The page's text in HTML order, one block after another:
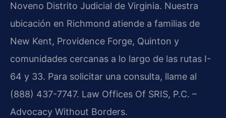
Noveno Distrito Judicial de Virginia. Nuestra
ubicación en Richmond atiende a familias de
New Kent, Providence Forge, Quinton y
comunidades cercanas a lo largo de las rutas I-
64 y 33. Para solicitar una consulta, llame al
(888) 437-7747. Law Offices Of SRIS, P.C. –
Advocacy Without Borders.